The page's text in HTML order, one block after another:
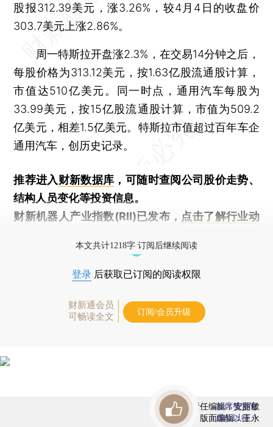
股报312.39美元，涨3.26%，较4月4日的收盘价
303.7美元上涨2.86%。
周一特斯拉开盘涨2.3%，在交易14分钟之后，
每股价格为313.12美元，按1.63亿股流通股计算，
市值达510亿美元。同一时点，通用汽车每股为
33.99美元，按15亿股流通股计算，市值为509.2
亿美元，相差1.5亿美元。特斯拉市值超过百年车企
通用汽车，创历史记录。
推荐进入财新数据库 ，可随时查阅公司股价走势、
结构人员变化等投资信息。
财新机器人产业指数(RII)已发布， 点击了解行业动
本文共计1218字 订阅后继续阅读
登录 后获取已订阅的阅读权限
财新通会员
可畅读全文
订阅/会员升级
责任编辑：安丽敏
版面编辑：王永
首席赞赏官
虚位以待